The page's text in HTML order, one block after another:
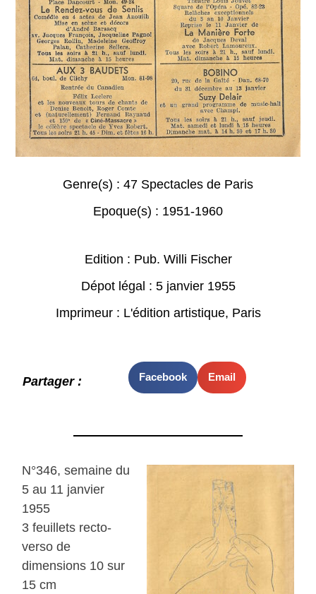
Genre(s) : 47 Spectacles de Paris
Epoque(s) : 1951-1960
Edition : Pub. Willi Fischer
Dépot légal : 5 janvier 1955
Imprimeur : L'édition artistique, Paris
Partager : Facebook Email
N°346, semaine du
5 au 11 janvier
1955
3 feuillets recto-
verso de
dimensions 10 sur
15 cm